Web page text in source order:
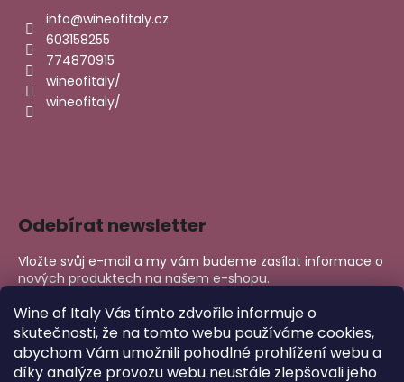
Wine of Italy Vás tímto zdvořile informuje o
skutečnosti, že na tomto webu používáme cookies,
abychom Vám umožnili pohodlné prohlížení webu a
díky analýze provozu webu neustále zlepšovali jeho
info@wineofitaly.cz
603158255
774870915
wineofitaly/
wineofitaly/
Odebírat newsletter
Vložte svůj e-mail a my vám budeme zasílat informace o
nových produktech na našem e-shopu.
E-mail
PŘIHLÁSIT SE